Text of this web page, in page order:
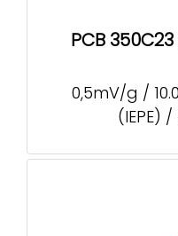
PCB
0,5mV/g /
(IEPE)